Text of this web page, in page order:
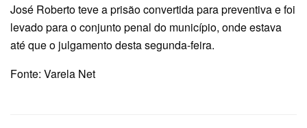
José Roberto teve a prisão convertida para preventiva e foi
levado para o conjunto penal do município, onde estava
até que o julgamento desta segunda-feira.
Fonte: Varela Net